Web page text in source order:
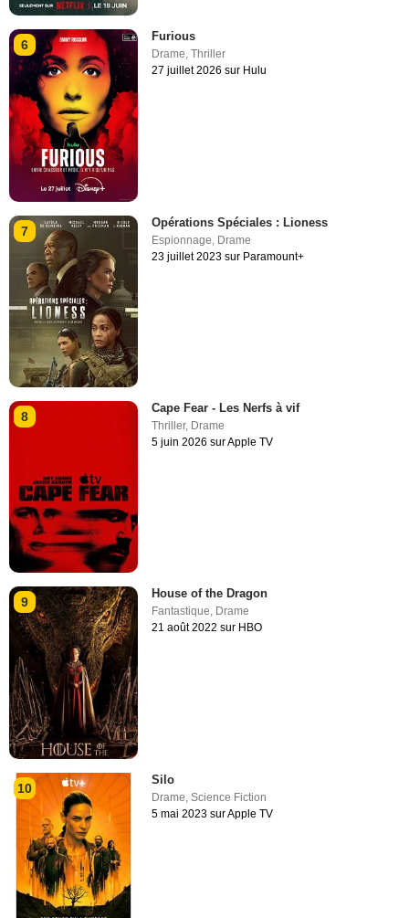
6
Furious
Drame,Thriller
27 juillet 2026 sur Hulu
7
Opérations Spéciales : Lioness
Espionnage Drame
23 juillet 2023 sur Paramount+
8
Cape Fear - Les Nerfs à vif
Thriller, Drame
5 juin 2026 sur Apple TV
9
House of the Dragon
Fantastique, Drame
21 août 2022 sur HBO
10
Silo
Drame ,Science Fiction
5 mai 2023 sur Apple TV